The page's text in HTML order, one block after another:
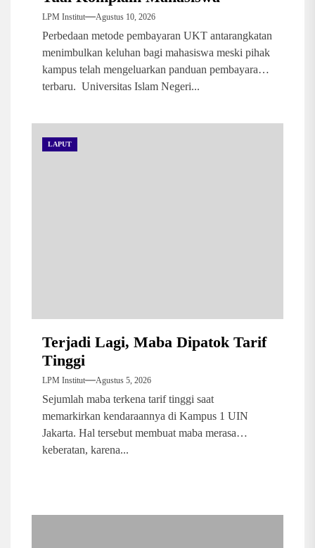
LPM Institut Agustus 10, 2026
Perbedaan metode pembayaran UKT antarangkatan
menimbulkan keluhan bagi mahasiswa meski pihak
kampus telah mengeluarkan panduan pembayaran
terbaru. Universitas Islam Negeri...
LAPUT
Terjadi Lagi, Maba Dipatok Tarif
Tinggi
LPM Institut Agustus 5, 2026
Sejumlah maba terkena tarif tinggi saat
memarkirkan kendaraannya di Kampus 1 UIN
Jakarta. Hal tersebut membuat maba merasa
keberatan, karena...